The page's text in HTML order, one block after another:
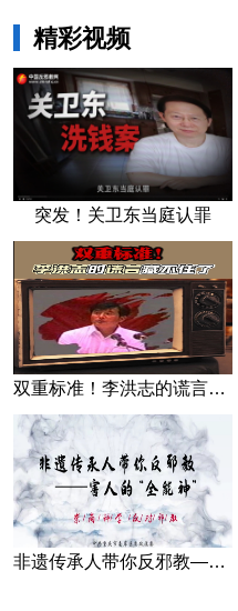
精彩视频
突发！关卫东当庭认罪
双重标准！李洪志的谎言藏不住了
非遗传承人带你反邪教—害人的“全能神”